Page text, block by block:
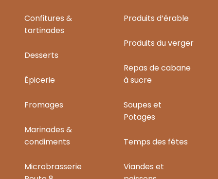
Confitures &
tartinades
Desserts
Épicerie
Fromages
Marinades &
condiments
Microbrasserie
Produits d’érable
Produits du verger
Repas de cabane
à sucre
Soupes et
Potages
Temps des fêtes
Viandes et